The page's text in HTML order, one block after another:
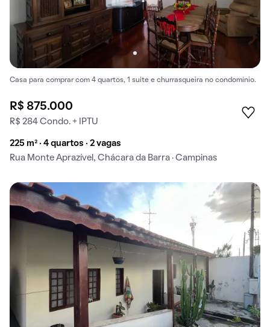
Casa para comprar com 4 quartos, 1 suíte e churrasqueira no condomínio.
R$ 875.000
R$ 284 Condo. + IPTU
225 m² · 4 quartos · 2 vagas
Rua Monte Aprazível, Chácara da Barra · Campinas